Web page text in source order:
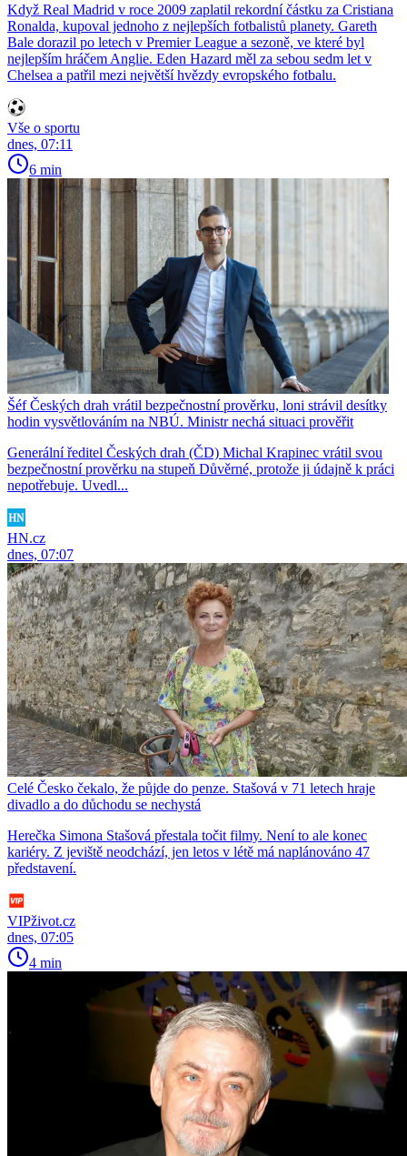
Když Real Madrid v roce 2009 zaplatil rekordní částku za Cristiana
Ronalda, kupoval jednoho z nejlepších fotbalistů planety. Gareth
Bale dorazil po letech v Premier League a sezoně, ve které byl
nejlepším hráčem Anglie. Eden Hazard měl za sebou sedm let v
Chelsea a patřil mezi největší hvězdy evropského fotbalu.
Vše o sportu
dnes, 07:11
6 min
Šéf Českých drah vrátil bezpečnostní prověrku, loni strávil desítky
hodin vysvětlováním na NBÚ. Ministr nechá situaci prověřit
Generální ředitel Českých drah (ČD) Michal Krapinec vrátil svou
bezpečnostní prověrku na stupeň Důvěrné, protože ji údajně k práci
nepotřebuje. Uvedl...
HN.cz
dnes, 07:07
Celé Česko čekalo, že půjde do penze. Stašová v 71 letech hraje
divadlo a do důchodu se nechystá
Herečka Simona Stašová přestala točit filmy. Není to ale konec
kariéry. Z jeviště neodchází, jen letos v létě má naplánováno 47
představení.
VIPživot.cz
dnes, 07:05
4 min